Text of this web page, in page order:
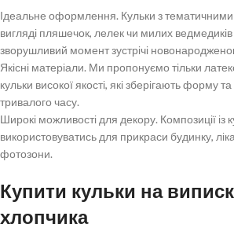
Ідеальне оформлення. Кульки з
вигляді пляшечок, лелек чи милих
зворушливий момент зустрічі
Якісні матеріали. Ми пропонуємо тільки
кульки високої якості, які зберігають форму
тривалого часу.
Широкі можливості для декору. Композиції із
використовуватись для прикраси будинку,
фотозони.
Купити кульки на
хлопчика